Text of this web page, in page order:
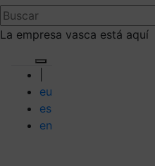
La empresa vasca está aquí
eu
es
en